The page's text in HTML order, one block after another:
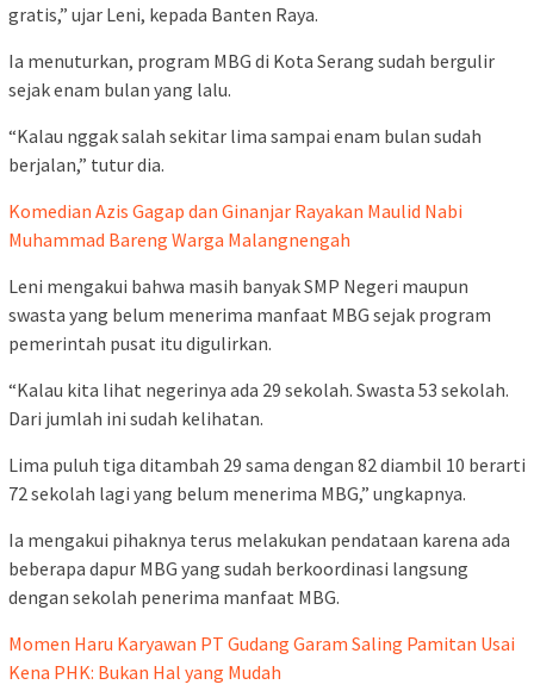
gratis,” ujar Leni, kepada Banten Raya.
Ia menuturkan, program MBG di Kota Serang sudah bergulir
sejak enam bulan yang lalu.
“Kalau nggak salah sekitar lima sampai enam bulan sudah
berjalan,” tutur dia.
Komedian Azis Gagap dan Ginanjar Rayakan Maulid Nabi
Muhammad Bareng Warga Malangnengah
Leni mengakui bahwa masih banyak SMP Negeri maupun
swasta yang belum menerima manfaat MBG sejak program
pemerintah pusat itu digulirkan.
“Kalau kita lihat negerinya ada 29 sekolah. Swasta 53 sekolah.
Dari jumlah ini sudah kelihatan.
Lima puluh tiga ditambah 29 sama dengan 82 diambil 10 berarti
72 sekolah lagi yang belum menerima MBG,” ungkapnya.
Ia mengakui pihaknya terus melakukan pendataan karena ada
beberapa dapur MBG yang sudah berkoordinasi langsung
dengan sekolah penerima manfaat MBG.
Momen Haru Karyawan PT Gudang Garam Saling Pamitan Usai
Kena PHK: Bukan Hal yang Mudah